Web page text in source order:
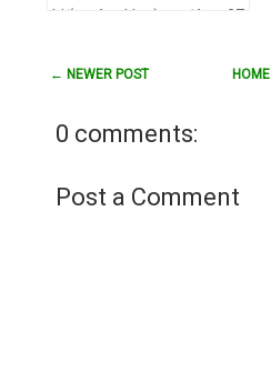
biết, vào khoảng đêm 27
đánh bắt tại tọa độ 107,5
← NEWER POST HOME
0 comments:
Post a Comment